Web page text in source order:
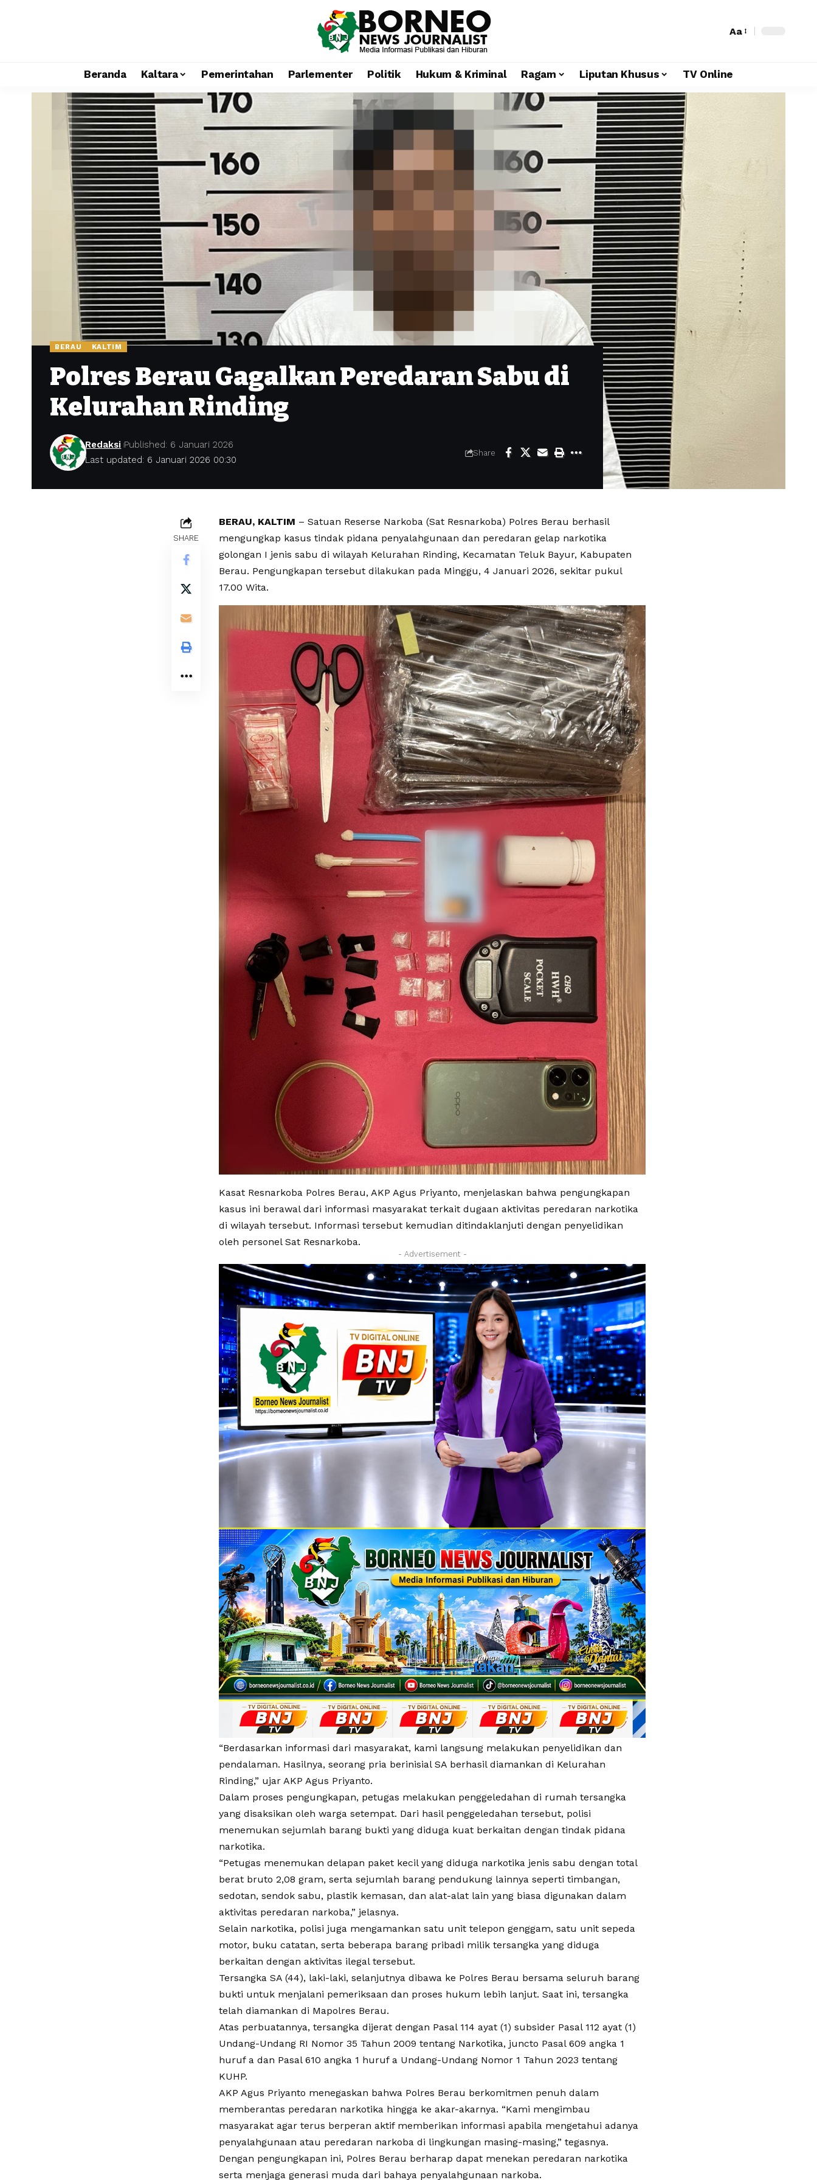
Aa
Beranda Kaltara Pemerintahan Parlementer Politik Hukum & Kriminal Ragam Liputan Khusus TV Online
BERAU KALTIM
Polres Berau Gagalkan Peredaran Sabu di
Kelurahan Rinding
Last updated: 6 Januari 2026 00:30
Redaksi Published: 6 Januari 2026
Share
SHARE
BERAU, KALTIM – Satuan Reserse Narkoba (Sat Resnarkoba) Polres Berau berhasil
mengungkap kasus tindak pidana penyalahgunaan dan peredaran gelap narkotika
golongan I jenis sabu di wilayah Kelurahan Rinding, Kecamatan Teluk Bayur, Kabupaten
Berau. Pengungkapan tersebut dilakukan pada Minggu, 4 Januari 2026, sekitar pukul
17.00 Wita.
Kasat Resnarkoba Polres Berau, AKP Agus Priyanto, menjelaskan bahwa pengungkapan
kasus ini berawal dari informasi masyarakat terkait dugaan aktivitas peredaran narkotika
di wilayah tersebut. Informasi tersebut kemudian ditindaklanjuti dengan penyelidikan
oleh personel Sat Resnarkoba.
- Advertisement -
“Berdasarkan informasi dari masyarakat, kami langsung melakukan penyelidikan dan
pendalaman. Hasilnya, seorang pria berinisial SA berhasil diamankan di Kelurahan
Rinding,” ujar AKP Agus Priyanto.
Dalam proses pengungkapan, petugas melakukan penggeledahan di rumah tersangka
yang disaksikan oleh warga setempat. Dari hasil penggeledahan tersebut, polisi
menemukan sejumlah barang bukti yang diduga kuat berkaitan dengan tindak pidana
narkotika.
“Petugas menemukan delapan paket kecil yang diduga narkotika jenis sabu dengan total
berat bruto 2,08 gram, serta sejumlah barang pendukung lainnya seperti timbangan,
sedotan, sendok sabu, plastik kemasan, dan alat-alat lain yang biasa digunakan dalam
aktivitas peredaran narkoba,” jelasnya.
Selain narkotika, polisi juga mengamankan satu unit telepon genggam, satu unit sepeda
motor, buku catatan, serta beberapa barang pribadi milik tersangka yang diduga
berkaitan dengan aktivitas ilegal tersebut.
Tersangka SA (44), laki-laki, selanjutnya dibawa ke Polres Berau bersama seluruh barang
bukti untuk menjalani pemeriksaan dan proses hukum lebih lanjut. Saat ini, tersangka
telah diamankan di Mapolres Berau.
Atas perbuatannya, tersangka dijerat dengan Pasal 114 ayat (1) subsider Pasal 112 ayat (1)
Undang-Undang RI Nomor 35 Tahun 2009 tentang Narkotika, juncto Pasal 609 angka 1
huruf a dan Pasal 610 angka 1 huruf a Undang-Undang Nomor 1 Tahun 2023 tentang
KUHP.
AKP Agus Priyanto menegaskan bahwa Polres Berau berkomitmen penuh dalam
memberantas peredaran narkotika hingga ke akar-akarnya. “Kami mengimbau
masyarakat agar terus berperan aktif memberikan informasi apabila mengetahui adanya
penyalahgunaan atau peredaran narkoba di lingkungan masing-masing,” tegasnya.
Dengan pengungkapan ini, Polres Berau berharap dapat menekan peredaran narkotika
serta menjaga generasi muda dari bahaya penyalahgunaan narkoba.